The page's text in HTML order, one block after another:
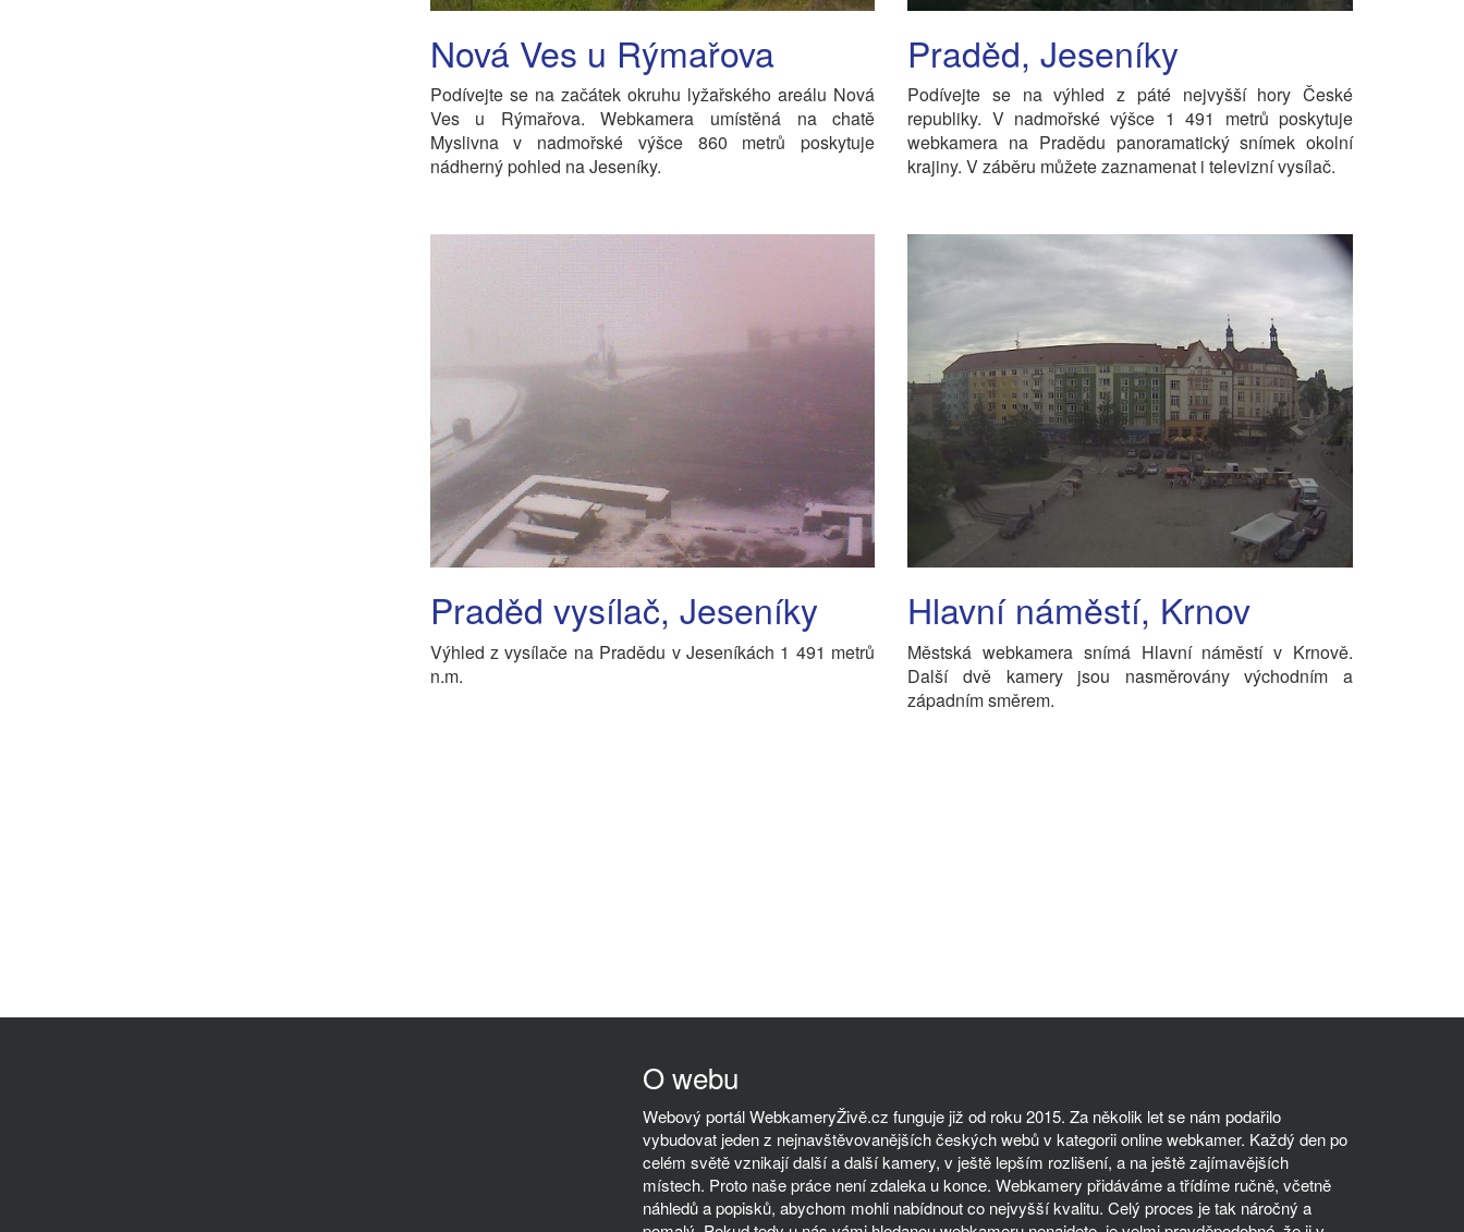
Nová Ves u Rýmařova
Podívejte se na začátek okruhu lyžařského areálu Nová
Ves u Rýmařova. Webkamera umístěná na chatě
Myslivna v nadmořské výšce 860 metrů poskytuje
nádherný pohled na Jeseníky.
Praděd, Jeseníky
Podívejte se na výhled z páté nejvyšší hory České
republiky. V nadmořské výšce 1 491 metrů poskytuje
webkamera na Pradědu panoramatický snímek okolní
krajiny. V záběru můžete zaznamenat i televizní vysílač.
Praděd vysílač, Jeseníky
Výhled z vysílače na Pradědu v Jeseníkách 1 491 metrů
n.m.
Hlavní náměstí, Krnov
Městská webkamera snímá Hlavní náměstí v Krnově.
Další dvě kamery jsou nasměrovány východním a
západním směrem.
O webu
Webový portál WebkameryŽivě.cz funguje již od roku 2015. Za několik let se nám podařilo
vybudovat jeden z nejnavštěvovanějších českých webů v kategorii online webkamer. Každý den po
celém světě vznikají další a další kamery, v ještě lepším rozlišení, a na ještě zajímavějších
místech. Proto naše práce není zdaleka u konce. Webkamery přidáváme a třídíme ručně, včetně
náhledů a popisků, abychom mohli nabídnout co nejvyšší kvalitu. Celý proces je tak náročný a